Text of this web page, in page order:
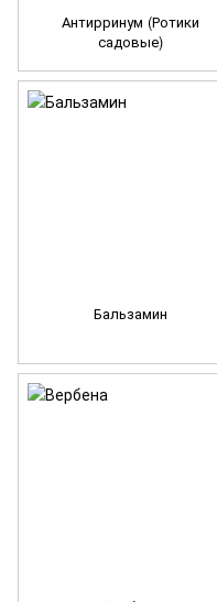
Антирринум (Ротики
садовые)
Бальзамин